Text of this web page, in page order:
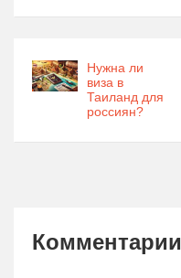
Нужна ли
виза в
Таиланд для
россиян?
Комментарии